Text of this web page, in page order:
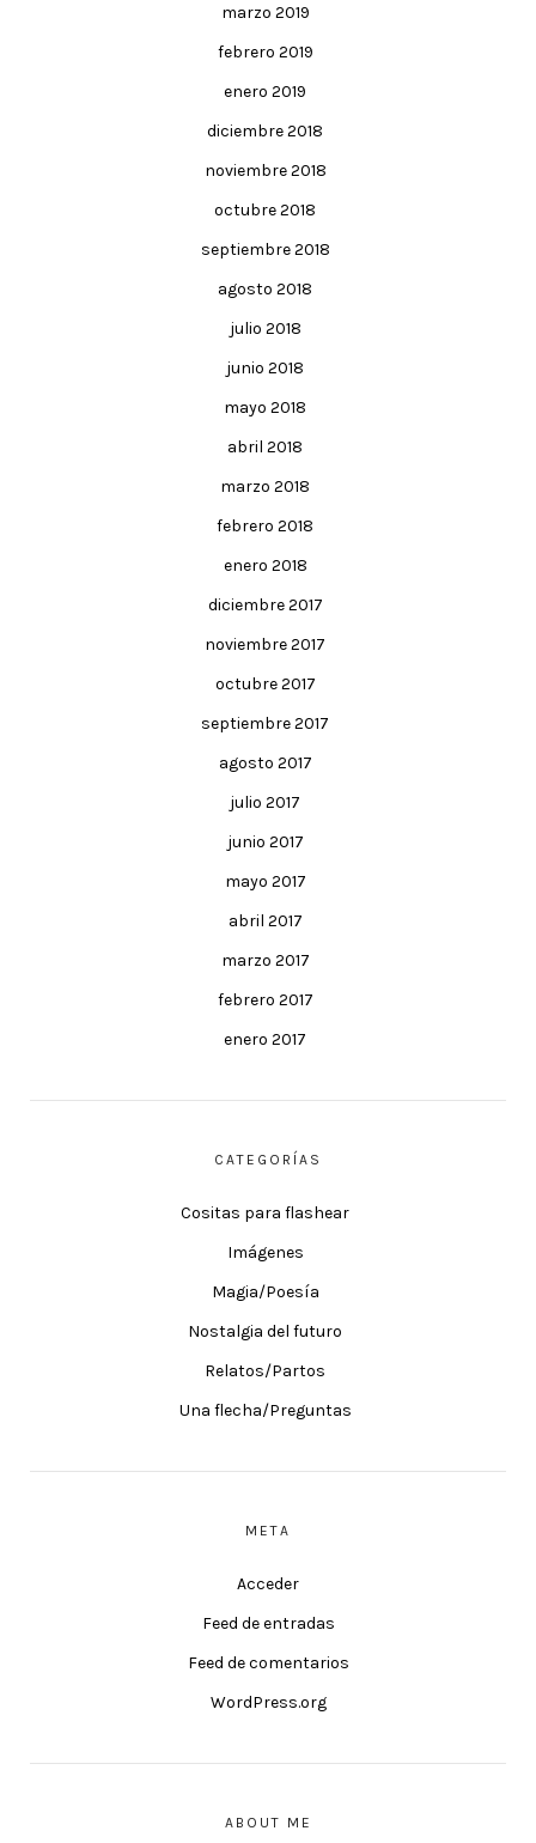
marzo 2019
febrero 2019
enero 2019
diciembre 2018
noviembre 2018
octubre 2018
septiembre 2018
agosto 2018
julio 2018
junio 2018
mayo 2018
abril 2018
marzo 2018
febrero 2018
enero 2018
diciembre 2017
noviembre 2017
octubre 2017
septiembre 2017
agosto 2017
julio 2017
junio 2017
mayo 2017
abril 2017
marzo 2017
febrero 2017
enero 2017
CATEGORÍAS
Cositas para flashear
Imágenes
Magia/Poesía
Nostalgia del futuro
Relatos/Partos
Una flecha/Preguntas
META
Acceder
Feed de entradas
Feed de comentarios
WordPress.org
ABOUT ME